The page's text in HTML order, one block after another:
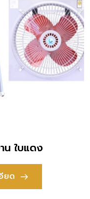
น ใบแดง
ยด